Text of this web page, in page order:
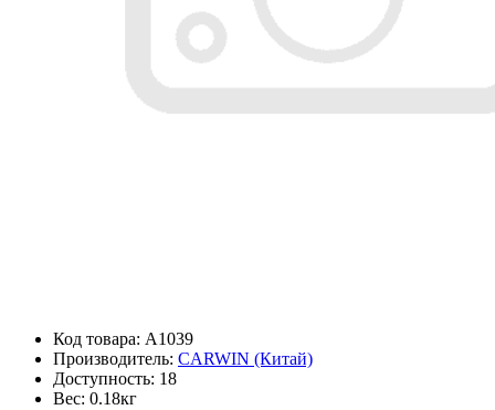
Код товара: A1039
Производитель: CARWIN (Китай)
Доступность: 18
Вес: 0.18кг